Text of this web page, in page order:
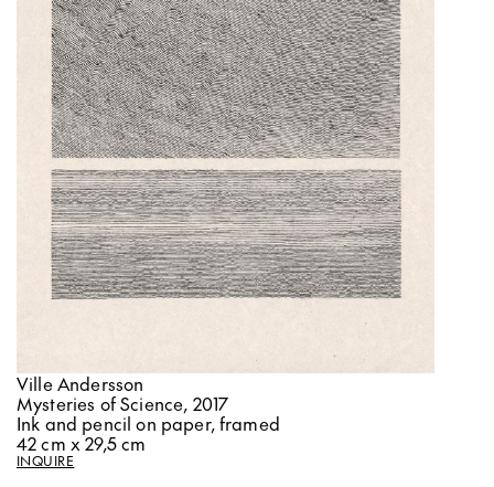
Ville Andersson
Mysteries of Science, 2017
Ink and pencil on paper, framed
42 cm x 29,5 cm
INQUIRE